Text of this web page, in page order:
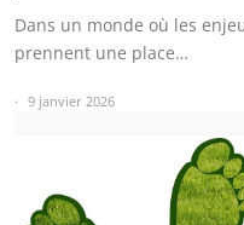
Dans un monde où les
prennent une place…
9 janvier 2026